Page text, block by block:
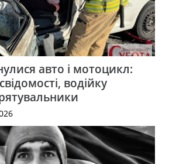
авто і мотоцикл:
водійку